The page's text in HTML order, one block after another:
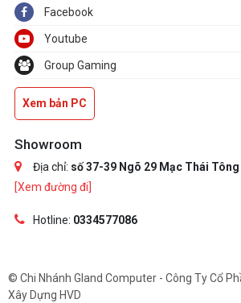
Facebook
Youtube
Group Gaming
Xem bản PC
Showroom
Địa chỉ: số 37-39 Ngõ 29 Mạc Thái Tông
[Xem đường đi]
Hotline: 0334577086
© Chi Nhánh Gland Computer - Công Ty Cổ
Xây Dựng HVD